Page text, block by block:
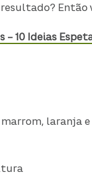
resultado?
– 10 Ideias
laranja e